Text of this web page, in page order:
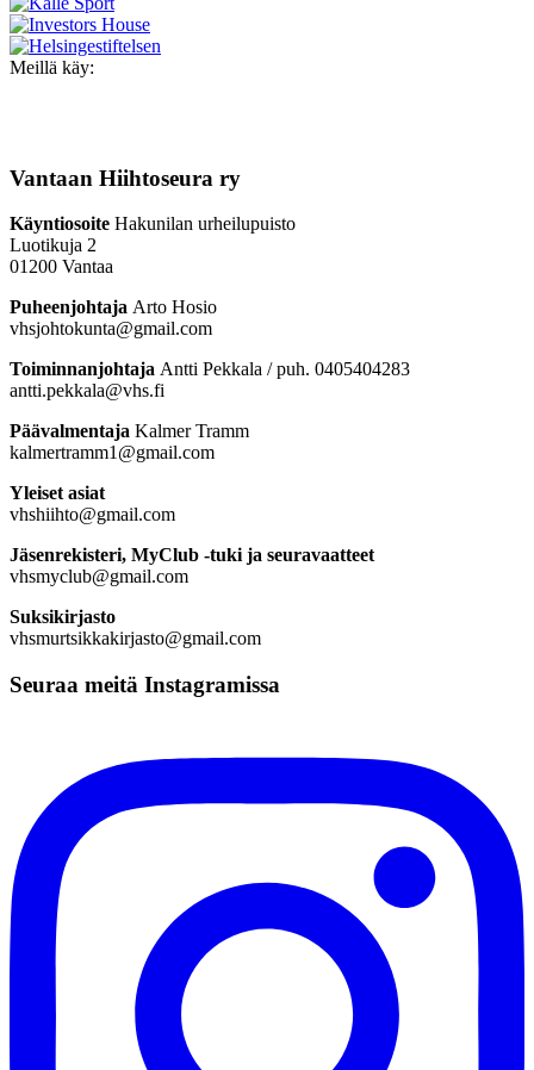
Meillä käy:
Vantaan Hiihtoseura ry
Käyntiosoite Hakunilan urheilupuisto
Luotikuja 2
01200 Vantaa
Puheenjohtaja Arto Hosio
vhsjohtokunta@gmail.com
Toiminnanjohtaja Antti Pekkala / puh. 0405404283
antti.pekkala@vhs.fi
Päävalmentaja Kalmer Tramm
kalmertramm1@gmail.com
Yleiset asiat
vhshiihto@gmail.com
Jäsenrekisteri, MyClub -tuki ja seuravaatteet
vhsmyclub@gmail.com
Suksikirjasto
vhsmurtsikkakirjasto@gmail.com
Seuraa meitä Instagramissa